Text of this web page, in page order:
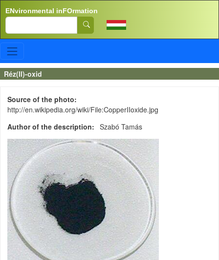
ENvironmental inFOrmation
Search
Réz(II)-oxid
Source of the photo
http://en.wikipedia.org/wiki/File:CopperIIoxide.jpg
Author of the description
Szabó Tamás